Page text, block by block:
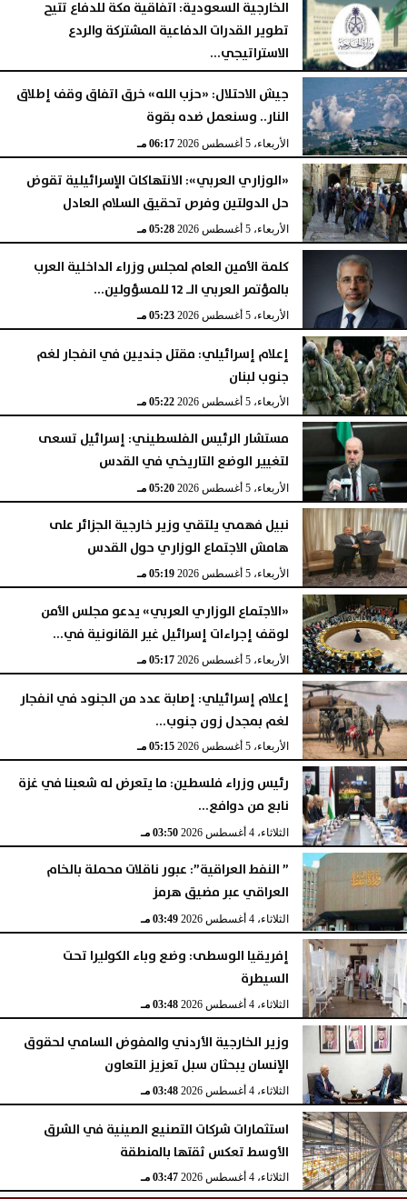
الخارجية السعودية: اتفاقية مكة للدفاع تتيح
تطوير القدرات الدفاعية المشتركة والردع
الاستراتيجي...
الجمعة، 7 أغسطس 2026
جيش الاحتلال: «حزب الله» خرق اتفاق وقف إطلاق
النار.. وسنعمل ضده بقوة
الأربعاء، 5 أغسطس 2026 06:17 مـ
«الوزاري العربي»: الانتهاكات الإسرائيلية تقوض
حل الدولتين وفرص تحقيق السلام العادل
الأربعاء، 5 أغسطس 2026 05:28 مـ
كلمة الأمين العام لمجلس وزراء الداخلية العرب
بالمؤتمر العربي الـ 12 للمسؤولين...
الأربعاء، 5 أغسطس 2026 05:23 مـ
إعلام إسرائيلي: مقتل جنديين في انفجار لغم
جنوب لبنان
الأربعاء، 5 أغسطس 2026 05:22 مـ
مستشار الرئيس الفلسطيني: إسرائيل تسعى
لتغيير الوضع التاريخي في القدس
الأربعاء، 5 أغسطس 2026 05:20 مـ
نبيل فهمي يلتقي وزير خارجية الجزائر على
هامش الاجتماع الوزاري حول القدس
الأربعاء، 5 أغسطس 2026 05:19 مـ
«الاجتماع الوزاري العربي» يدعو مجلس الأمن
لوقف إجراءات إسرائيل غير القانونية في...
الأربعاء، 5 أغسطس 2026 05:17 مـ
إعلام إسرائيلي: إصابة عدد من الجنود في انفجار
لغم بمجدل زون جنوب...
الأربعاء، 5 أغسطس 2026 05:15 مـ
رئيس وزراء فلسطين: ما يتعرض له شعبنا في غزة
نابع من دوافع...
الثلاثاء، 4 أغسطس 2026 03:50 مـ
” النفط العراقية”: عبور ناقلات محملة بالخام
العراقي عبر مضيق هرمز
الثلاثاء، 4 أغسطس 2026 03:49 مـ
إفريقيا الوسطى: وضع وباء الكوليرا تحت
السيطرة
الثلاثاء، 4 أغسطس 2026 03:48 مـ
وزير الخارجية الأردني والمفوض السامي لحقوق
الإنسان يبحثان سبل تعزيز التعاون
الثلاثاء، 4 أغسطس 2026 03:48 مـ
استثمارات شركات التصنيع الصينية في الشرق
الأوسط تعكس ثقتها بالمنطقة
الثلاثاء، 4 أغسطس 2026 03:47 مـ